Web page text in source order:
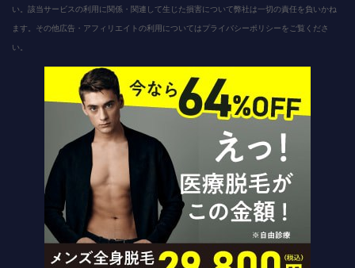
い。該当サービスの利用に関係・関連して生じた損害について弊社は一切の責任を負いかね
ます。その他広告・アフィリエイトの利用についてはプライバシーポリシーをご覧くださ
い。